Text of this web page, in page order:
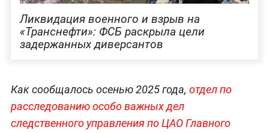
Ликвидация военного и взрыв на
«Транснефти»: ФСБ раскрыла цели
задержанных диверсантов
Как сообщалось осенью 2025 года, отдел по
расследованию особо важных дел
следственного управления по ЦАО Главного